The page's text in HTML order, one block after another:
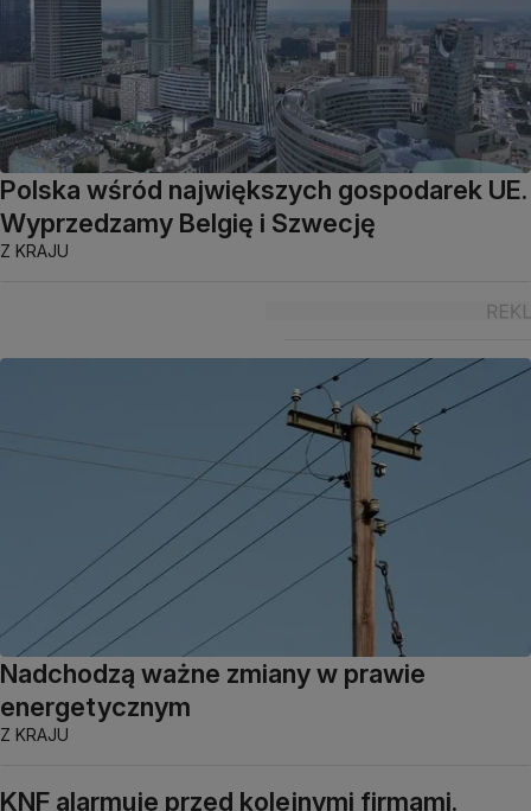
Polska wśród największych gospodarek UE.
Wyprzedzamy Belgię i Szwecję
Z KRAJU
Nadchodzą ważne zmiany w prawie
energetycznym
Z KRAJU